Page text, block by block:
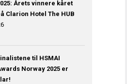
Årets vinnere kåret
Clarion Hotel The HUB
til HSMAI
Norway 2025 er